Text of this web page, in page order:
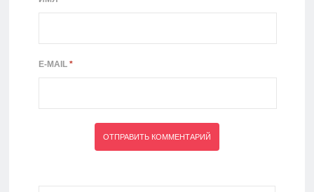
E-MAIL *